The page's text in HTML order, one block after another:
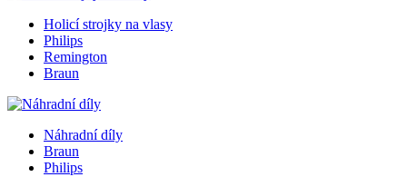
Holicí strojky na vlasy
Philips
Remington
Braun
Náhradní díly
Braun
Philips